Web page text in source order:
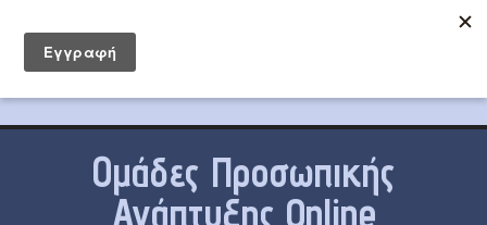
Ομάδες Προσωπικής
Ανάπτυξης Online